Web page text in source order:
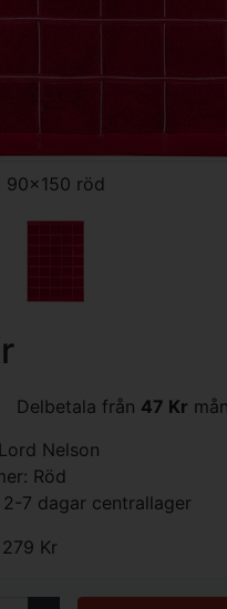
90x150 röd
Delbetala från 47 Kr
Lord Nelson
Röd
7 dagar centrallager
Kr